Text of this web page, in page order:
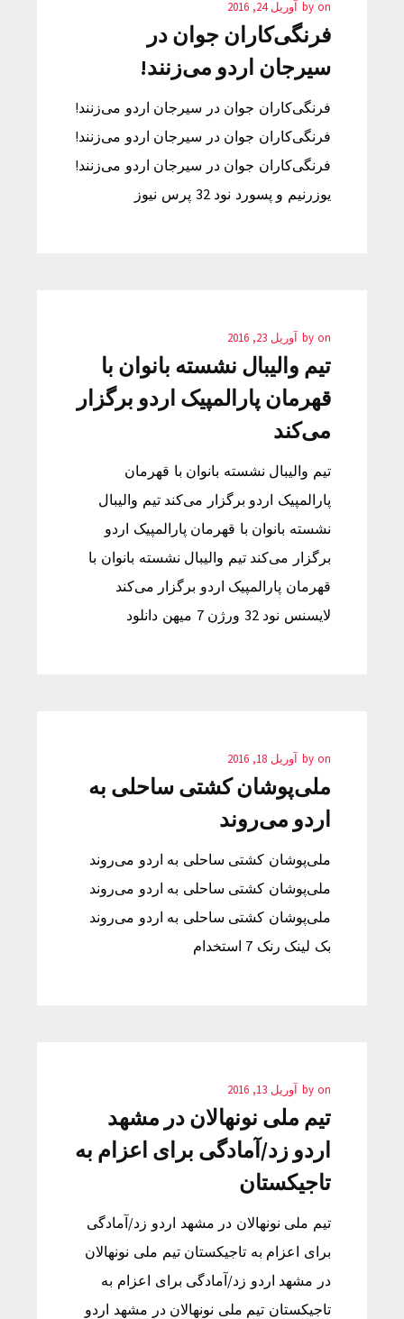
by on آوریل 24, 2016
فرنگی‌کاران جوان در
سیرجان اردو می‌زنند!
فرنگی‌کاران جوان در سیرجان اردو می‌زنند!
فرنگی‌کاران جوان در سیرجان اردو می‌زنند!
فرنگی‌کاران جوان در سیرجان اردو می‌زنند!
یوزرنیم و پسورد نود 32 پرس نیوز
by on آوریل 23, 2016
تیم والیبال نشسته بانوان با
قهرمان پارالمپیک اردو برگزار
می‌کند
تیم والیبال نشسته بانوان با قهرمان
پارالمپیک اردو برگزار می‌کند تیم والیبال
نشسته بانوان با قهرمان پارالمپیک اردو
برگزار می‌کند تیم والیبال نشسته بانوان با
قهرمان پارالمپیک اردو برگزار می‌کند
لایسنس نود 32 ورژن 7 میهن دانلود
by on آوریل 18, 2016
ملی‌پوشان کشتی ساحلی به
اردو می‌روند
ملی‌پوشان کشتی ساحلی به اردو می‌روند
ملی‌پوشان کشتی ساحلی به اردو می‌روند
ملی‌پوشان کشتی ساحلی به اردو می‌روند
بک لینک رنک 7 استخدام
by on آوریل 13, 2016
تیم ملی نونهالان در مشهد
اردو زد/آمادگی برای اعزام به
تاجیکستان
تیم ملی نونهالان در مشهد اردو زد/آمادگی
برای اعزام به تاجیکستان تیم ملی نونهالان
در مشهد اردو زد/آمادگی برای اعزام به
تاجیکستان تیم ملی نونهالان در مشهد اردو